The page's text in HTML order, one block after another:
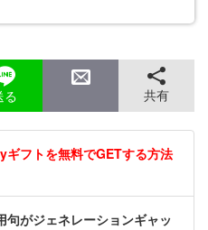
る 共有
フトを無料でGETする方法
句がジェネレーションギャッ